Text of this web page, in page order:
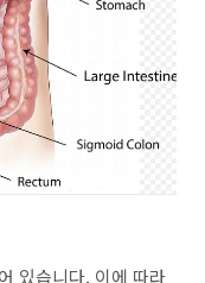
있습니다. 이에 따라